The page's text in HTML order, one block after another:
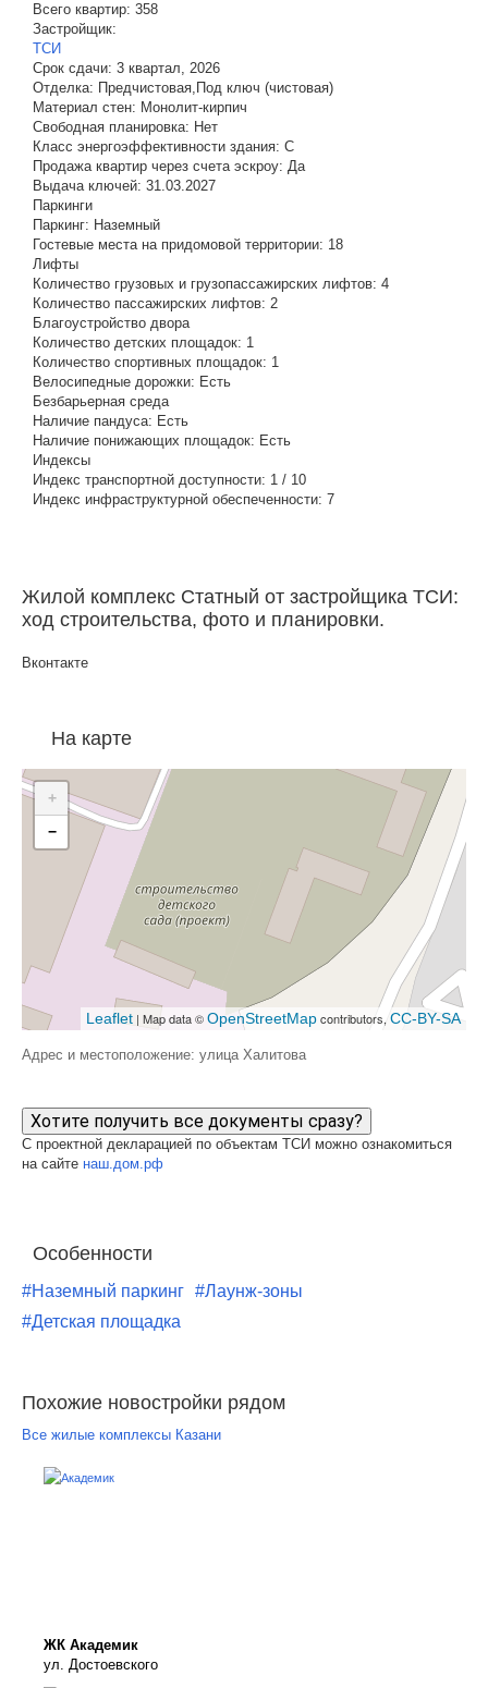
Всего квартир: 358
Застройщик:
ТСИ
Срок сдачи: 3 квартал, 2026
Отделка: Предчистовая,Под ключ (чистовая)
Материал стен: Монолит-кирпич
Свободная планировка: Нет
Класс энергоэффективности здания: C
Продажа квартир через счета эскроу: Да
Выдача ключей: 31.03.2027
Паркинги
Паркинг: Наземный
Гостевые места на придомовой территории: 18
Лифты
Количество грузовых и грузопассажирских лифтов: 4
Количество пассажирских лифтов: 2
Благоустройство двора
Количество детских площадок: 1
Количество спортивных площадок: 1
Велосипедные дорожки: Есть
Безбарьерная среда
Наличие пандуса: Есть
Наличие понижающих площадок: Есть
Индексы
Индекс транспортной доступности: 1 / 10
Индекс инфраструктурной обеспеченности: 7
Жилой комплекс Статный от застройщика ТСИ:
ход строительства, фото и планировки.
Вконтакте
На карте
+
−
Leaflet | Map data ©OpenStreetMapcontributors, CC-BY-SA
Адрес и местоположение: улица Халитова
Хотите получить все документы сразу?
С проектной декларацией по объектам ТСИ можно ознакомиться
на сайте наш.дом.рф
Особенности
#Наземный паркинг #Лаунж-зоны
#Детская площадка
Похожие новостройки рядом
Все жилые комплексы Казани
ЖК Академик
ул. Достоевского